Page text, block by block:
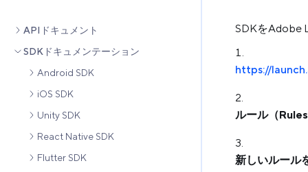
APIドキュメント
SDKドキュメンテーション
Android SDK
iOS SDK
Unity SDK
React Native SDK
Flutter SDK
SDKをAdobe
https://
ルール（Rules
新しいルール